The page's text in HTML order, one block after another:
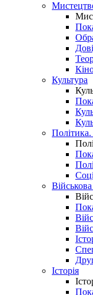
Культура
Політика.
Історія